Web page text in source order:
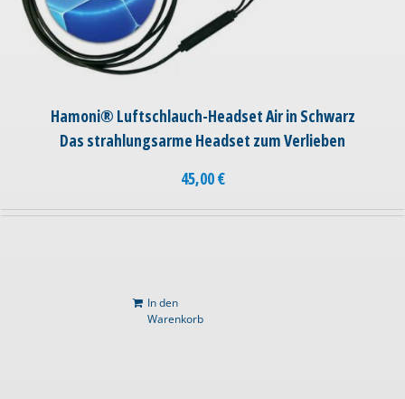
Hamoni® Luftschlauch-Headset Air in Schwarz
Das strahlungsarme Headset zum Verlieben
45,00€
In den
Warenkorb